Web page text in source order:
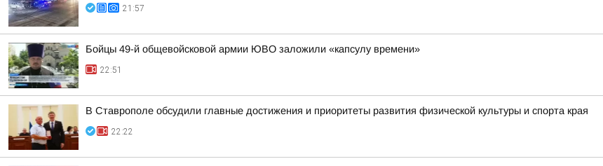
21:57
Бойцы 49-й общевойсковой армии ЮВО заложили «капсулу времени»
22:51
В Ставрополе обсудили главные достижения и приоритеты развития физической культуры и спорта края
22:22